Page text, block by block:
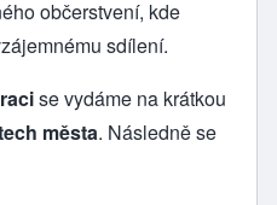
občerstvení, kde
sdílení.
se vydáme na krátkou
města. Následně se